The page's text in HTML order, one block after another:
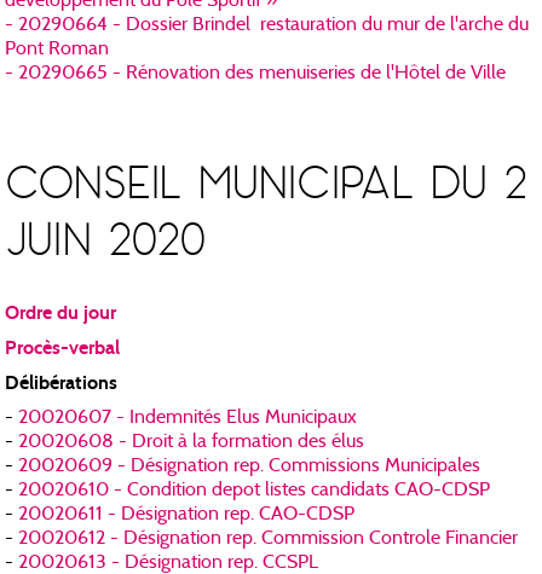
- 20290664 - Dossier Brindel restauration du mur de l'arche du
Pont Roman
- 20290665 - Rénovation des menuiseries de l'Hôtel de Ville
CONSEIL MUNICIPAL DU 2
JUIN 2020
Ordre du jour
Procès-verbal
Délibérations
-20020607 - Indemnités Elus Municipaux
-20020608 - Droit à la formation des élus
-20020609 - Désignation rep. Commissions Municipales
-20020610 - Condition depot listes candidats CAO-CDSP
-20020611 - Désignation rep. CAO-CDSP
-20020612 - Désignation rep. Commission Controle Financier
-20020613 - Désignation rep. CCSPL